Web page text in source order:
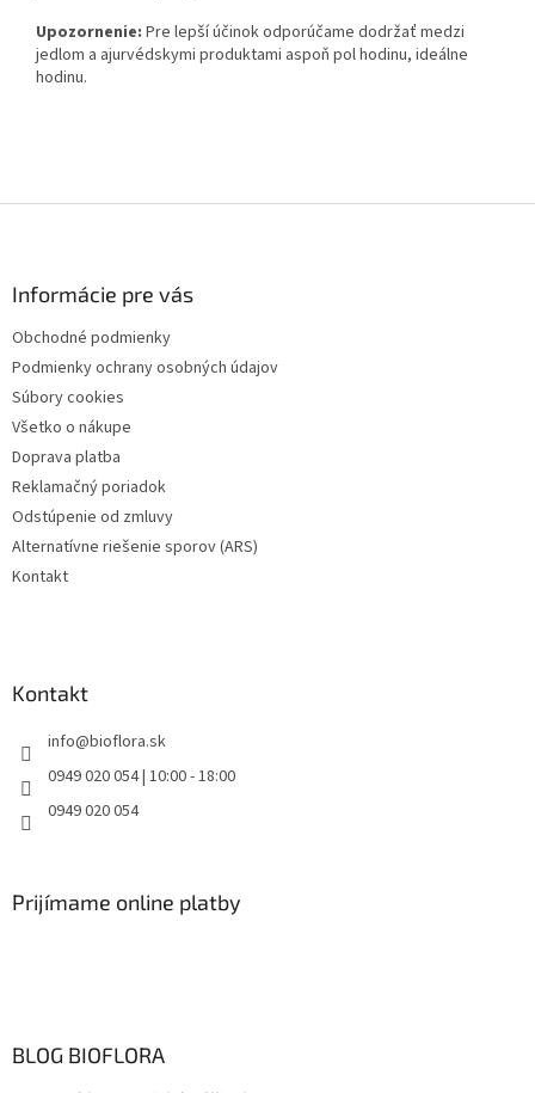
Upozornenie: Pre lepší účinok odporúčame dodržať medzi
jedlom a ajurvédskymi produktami aspoň pol hodinu, ideálne
hodinu.
Informácie pre vás
Obchodné podmienky
Podmienky ochrany osobných údajov
Súbory cookies
Všetko o nákupe
Doprava platba
Reklamačný poriadok
Odstúpenie od zmluvy
Alternatívne riešenie sporov (ARS)
Kontakt
Kontakt
info@bioflora.sk
0949 020 054 | 10:00 - 18:00
0949 020 054
Prijímame online platby
BLOG BIOFLORA